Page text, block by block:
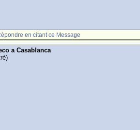
en citant ce Message
a Casablanca